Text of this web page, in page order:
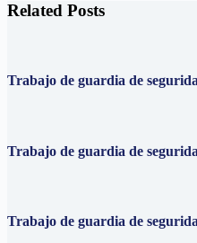
Related Posts
Trabajo de guardia de
Trabajo de guardia de
Trabajo de guardia de